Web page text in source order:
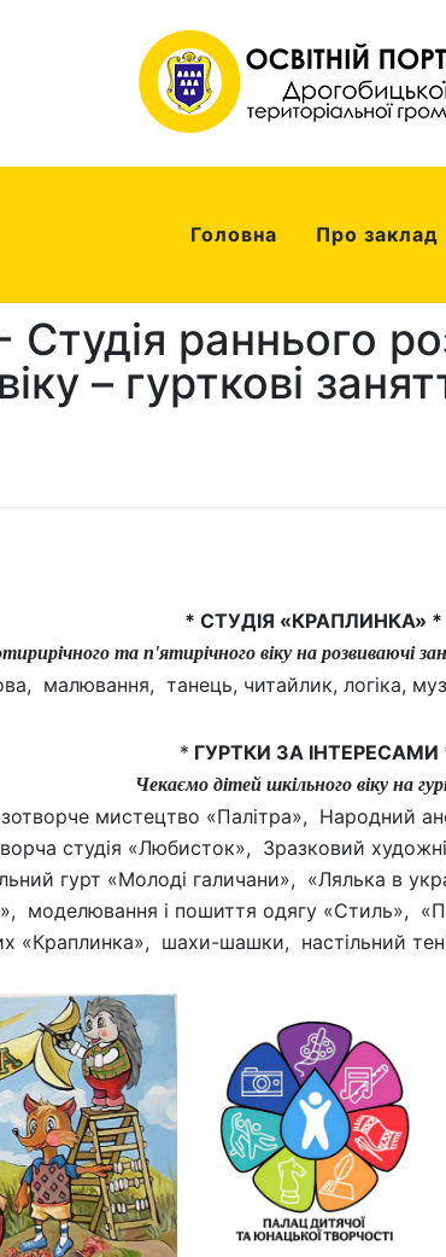
Головна Про заклад
раннього
– гурткові
* СТУДІЯ «КРАПЛИНКА» *
та п'ятирічного віку на розвиваючі
малювання, танець, читайлик, логіка,
* ГУРТКИ ЗА ІНТЕРЕСАМИ
Чекаємо дітей шкільного віку на
мистецтво «Палітра», Народний
студія «Любисток», Зразковий
гурт «Молоді галичани», «Лялька в
моделювання і пошиття одягу «Стиль»,
«Краплинка», шахи-шашки, настільний